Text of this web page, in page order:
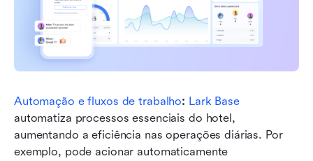
Automação e fluxos de trabalho: Lark Base
automatiza processos essenciais do hotel,
aumentando a eficiência nas operações diárias. Por
exemplo, pode acionar automaticamente